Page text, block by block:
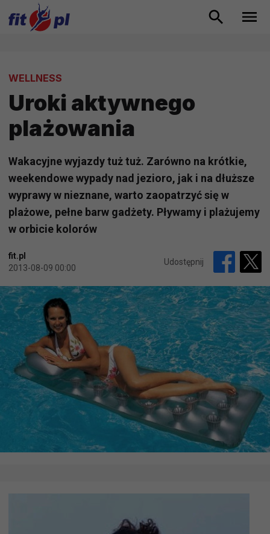
WELLNESS
Uroki aktywnego
plażowania
Wakacyjne wyjazdy tuż tuż. Zarówno na krótkie,
weekendowe wypady nad jezioro, jak i na dłuższe
wyprawy w nieznane, warto zaopatrzyć się w
plażowe, pełne barw gadżety. Pływamy i plażujemy
w orbicie kolorów
fit.pl
2013-08-09 00:00
Udostępnij